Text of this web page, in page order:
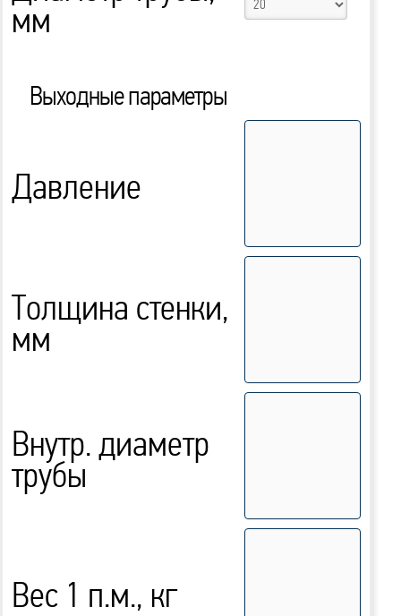
мм
Выходные параметры
Давление
Толщина стенки,
мм
Внутр. диаметр
трубы
Вес 1 п.м., кг